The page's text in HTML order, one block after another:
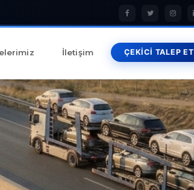
İletişim ÇEKİCİ TALEP ET